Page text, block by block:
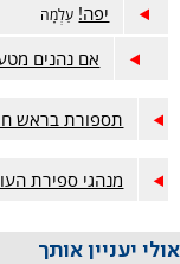
יפה! עַלְמָה
אם נהנים
תספורת בראש
מנהגי ספירת
אולי יעניין אותך